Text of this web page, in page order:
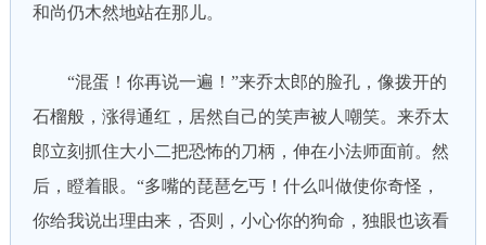
和尚仍木然地站在那儿。
“混蛋！你再说一遍！”来乔太郎的脸孔，像拨开的
石榴般，涨得通红，居然自己的笑声被人嘲笑。来乔太
郎立刻抓住大小二把恐怖的刀柄，伸在小法师面前。然
后，瞪着眼。“多嘴的琵琶乞丐！什么叫做使你奇怪，
你给我说出理由来，否则，小心你的狗命，独眼也该看